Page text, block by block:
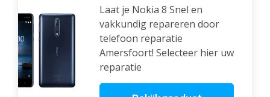
Laat je Nokia 8 Snel en
vakkundig repareren door
telefoon reparatie
Amersfoort! Selecteer hier uw
reparatie